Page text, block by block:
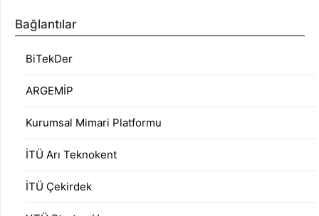
Bağlantılar
BiTekDer
ARGEMİP
Kurumsal Mimari Platformu
İTÜ Arı Teknokent
İTÜ Çekirdek